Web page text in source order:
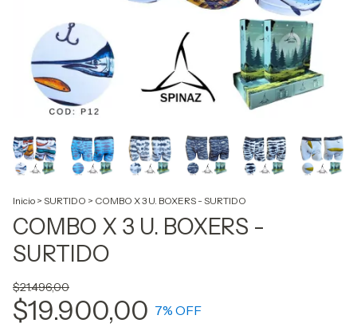
Inicio > SURTIDO > COMBO X 3 U. BOXERS - SURTIDO
COMBO X 3 U. BOXERS -
SURTIDO
$21.496,00
$19.900,00 7% OFF